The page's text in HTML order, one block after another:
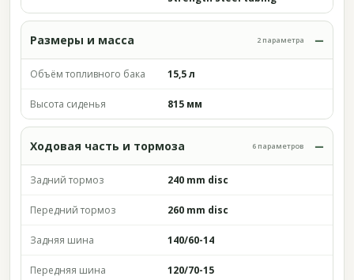
Размеры и масса 2 параметра
Объём топливного бака 15,5 л
Высота сиденья 815 мм
Ходовая часть и тормоза 6 параметров
Задний тормоз 240 mm disc
Передний тормоз 260 mm disc
Задняя шина 140/60-14
Передняя шина 120/70-15